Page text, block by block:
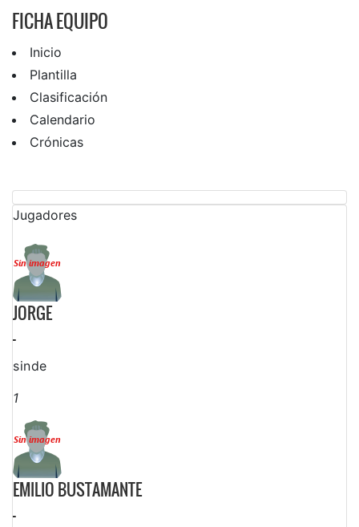
FICHA EQUIPO
Inicio
Plantilla
Clasificación
Calendario
Crónicas
Jugadores
JORGE
-
sinde
1
EMILIO BUSTAMANTE
-